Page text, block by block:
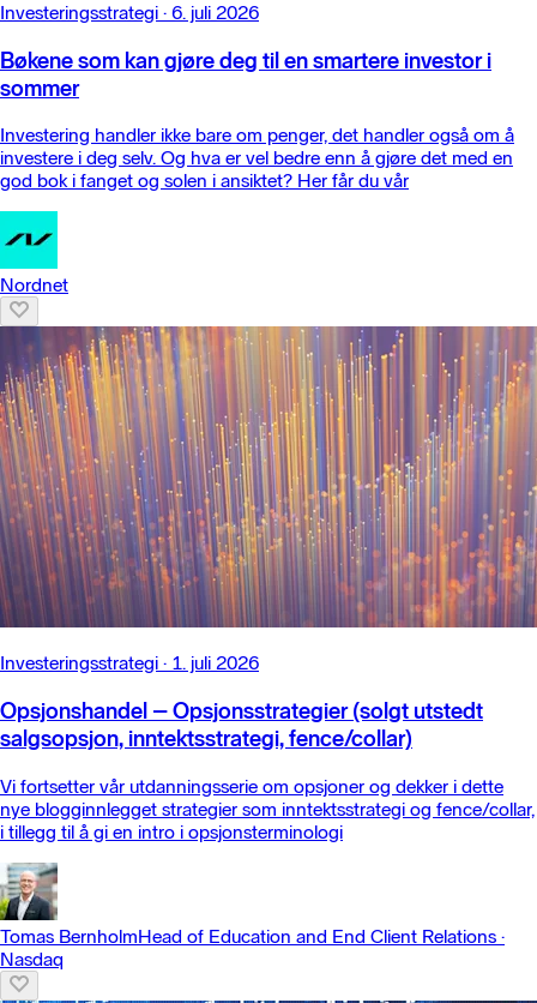
Investeringsstrategi · 6. juli 2026
Bøkene som kan gjøre deg til en smartere investor i
sommer
Investering handler ikke bare om penger, det handler også om å
investere i deg selv. Og hva er vel bedre enn å gjøre det med en
god bok i fanget og solen i ansiktet? Her får du vår
Nordnet
Investeringsstrategi · 1. juli 2026
Opsjonshandel – Opsjonsstrategier (solgt utstedt
salgsopsjon, inntektsstrategi, fence/collar)
Vi fortsetter vår utdanningsserie om opsjoner og dekker i dette
nye blogginnlegget strategier som inntektsstrategi og fence/collar,
i tillegg til å gi en intro i opsjonsterminologi
Tomas BernholmHead of Education and End Client Relations ·
Nasdaq